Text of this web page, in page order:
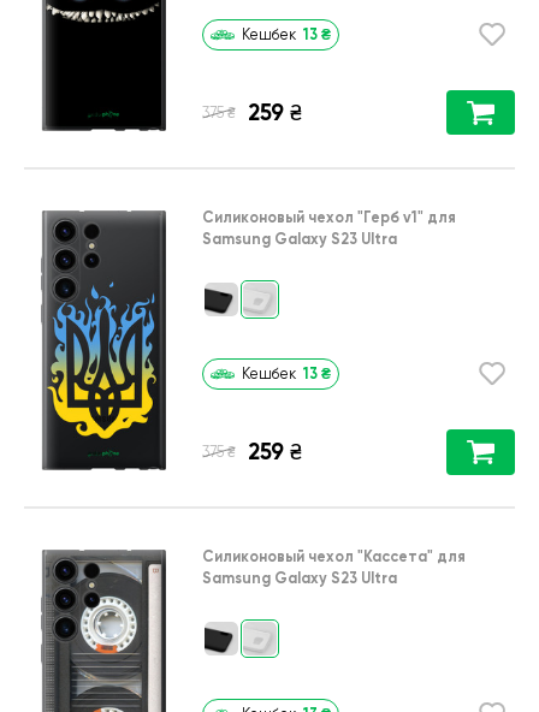
Кешбек 13 ₴
375 ₴ 259 ₴
Силиконовый чехол "Герб v1" для
Samsung Galaxy S23 Ultra
Кешбек 13 ₴
375 ₴ 259 ₴
Силиконовый чехол "Кассета" для
Samsung Galaxy S23 Ultra